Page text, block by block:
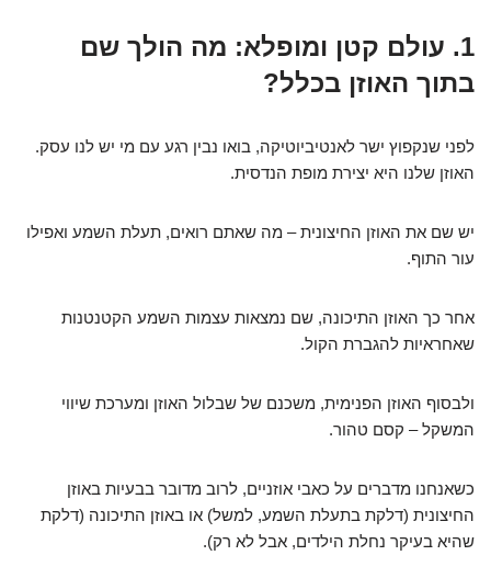
1. עולם קטן ומופלא: מה הולך שם
בתוך האוזן בכלל?
לפני שנקפוץ ישר לאנטיביוטיקה, בואו נבין רגע עם מי יש לנו עסק.
האוזן שלנו היא יצירת מופת הנדסית.
יש שם את האוזן החיצונית – מה שאתם רואים, תעלת השמע ואפילו
עור התוף.
אחר כך האוזן התיכונה, שם נמצאות עצמות השמע הקטנטנות
שאחראיות להגברת הקול.
ולבסוף האוזן הפנימית, משכנם של שבלול האוזן ומערכת שיווי
המשקל – קסם טהור.
כשאנחנו מדברים על כאבי אוזניים, לרוב מדובר בבעיות באוזן
החיצונית (דלקת בתעלת השמע, למשל) או באוזן התיכונה (דלקת
שהיא בעיקר נחלת הילדים, אבל לא רק).